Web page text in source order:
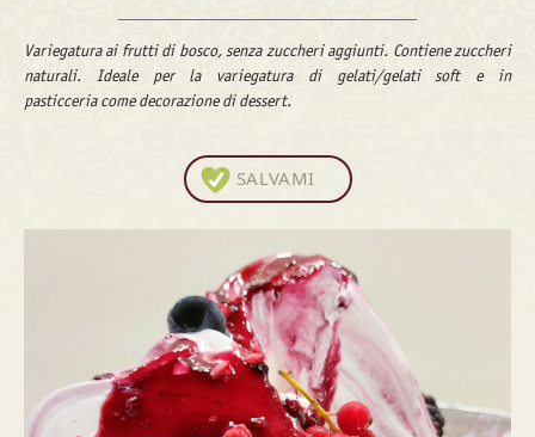
Variegatura ai frutti di bosco, senza zuccheri aggiunti. Contiene zuccheri
naturali. Ideale per la variegatura di gelati/gelati soft e in
pasticceria come decorazione di dessert.
SALVAMI